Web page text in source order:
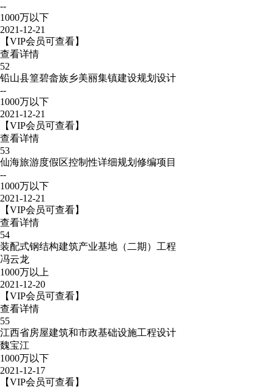
--
1000万以下
2021-12-21
【VIP会员可查看】
查看详情
52
铅山县篁碧畲族乡美丽集镇建设规划设计
--
1000万以下
2021-12-21
【VIP会员可查看】
查看详情
53
仙海旅游度假区控制性详细规划修编项目
--
1000万以下
2021-12-21
【VIP会员可查看】
查看详情
54
装配式钢结构建筑产业基地（二期）工程
冯云龙
1000万以上
2021-12-20
【VIP会员可查看】
查看详情
55
江西省房屋建筑和市政基础设施工程设计
魏宝江
1000万以下
2021-12-17
【VIP会员可查看】